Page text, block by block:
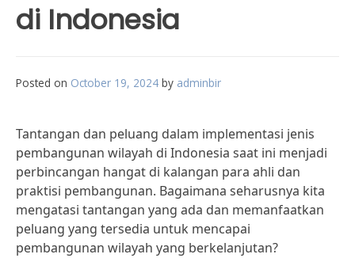
di Indonesia
Posted on October 19, 2024 by adminbir
Tantangan dan peluang dalam implementasi jenis
pembangunan wilayah di Indonesia saat ini menjadi
perbincangan hangat di kalangan para ahli dan
praktisi pembangunan. Bagaimana seharusnya kita
mengatasi tantangan yang ada dan memanfaatkan
peluang yang tersedia untuk mencapai
pembangunan wilayah yang berkelanjutan?